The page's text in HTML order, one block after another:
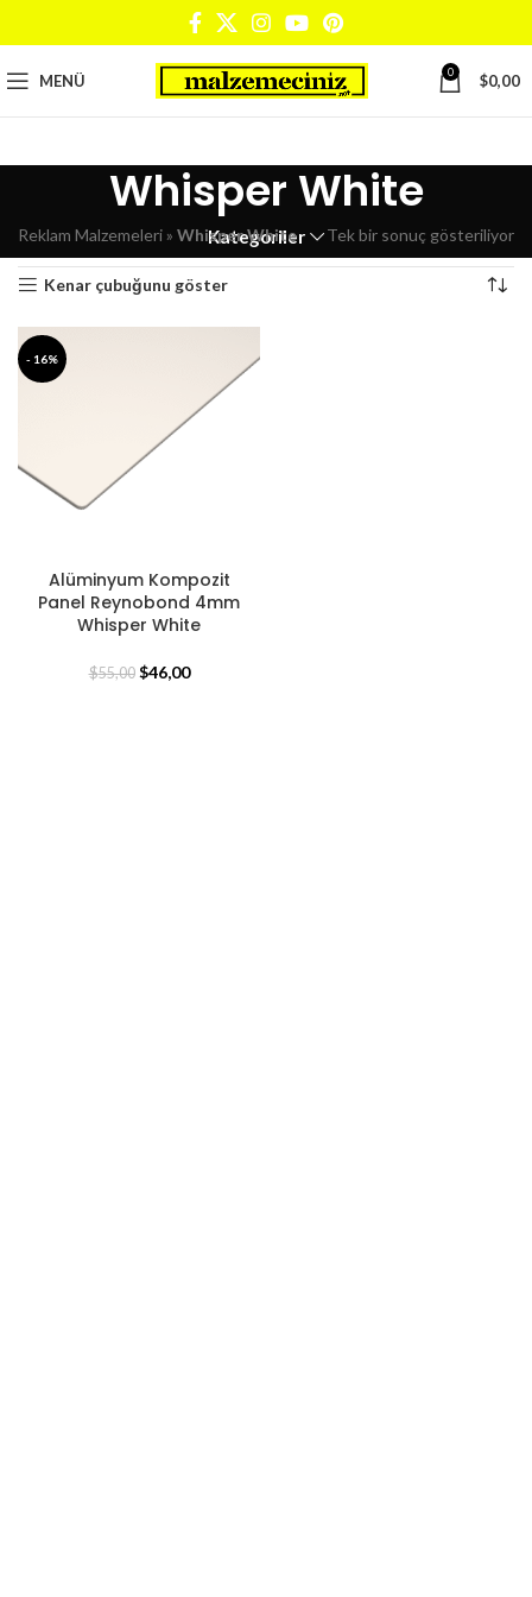
MENÜ 0 $0,00
Whisper White
Kategoriler
Reklam Malzemeleri » Whisper White Tek bir sonuç gösteriliyor
Kenar çubuğunu göster
- 16%
Alüminyum Kompozit
Panel Reynobond 4mm
Whisper White
$55,00 $46,00